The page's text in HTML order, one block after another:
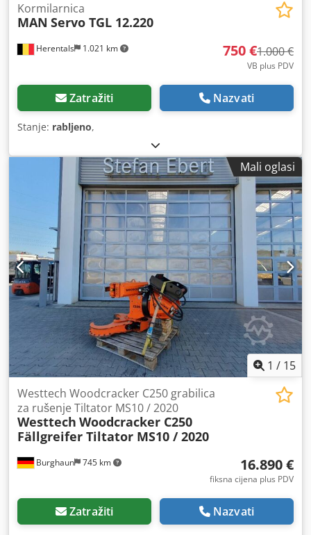
Herentals 1.021 km
Kormilarnica
MAN Servo TGL 12.220
750 €1.000 €
VB plus PDV
Zatražiti Nazvati
Stanje: rabljeno,
Mali oglasi
1 / 15
Burghaun 745 km
Westtech Woodcracker C250 grabilica
za rušenje Tiltator MS10 / 2020
Westtech Woodcracker C250
Fällgreifer Tiltator MS10 / 2020
16.890 €
fiksna cijena plus PDV
Zatražiti Nazvati